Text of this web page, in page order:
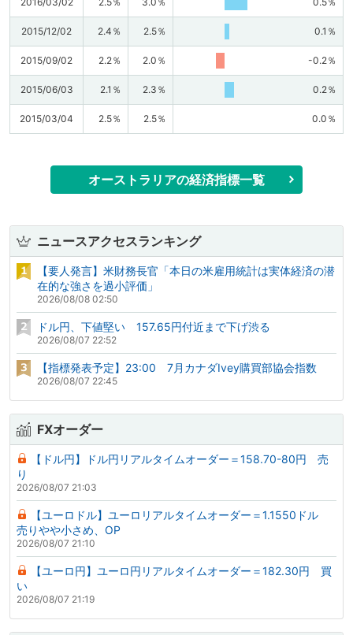
2015/12/02 2.4％ 2.5％ 0.1％
2015/09/02 2.2％ 2.0％ -0.2％
2015/06/03 2.1％ 2.3％ 0.2％
2015/03/04 2.5％ 2.5％ 0.0％
オーストラリアの経済指標一覧
ニュースアクセスランキング
【要人発言】米財務長官「本日の米雇用統計は実体経済の潜
在的な強さを過小評価」
2026/08/08 02:50
ドル円、下値堅い 157.65円付近まで下げ渋る
2026/08/07 22:52
【指標発表予定】23:00 7月カナダIvey購買部協会指数
2026/08/07 22:45
FXオーダー
【ドル円】ドル円リアルタイムオーダー＝158.70-80円 売
り
2026/08/07 21:03
【ユーロドル】ユーロリアルタイムオーダー＝1.1550ドル
売りやや小さめ、OP
2026/08/07 21:10
【ユーロ円】ユーロ円リアルタイムオーダー＝182.30円 買
い
2026/08/07 21:19